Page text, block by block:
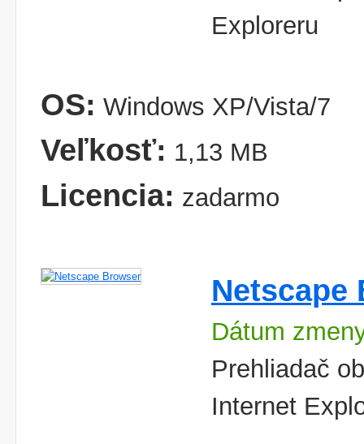
Exploreru
OS: Windows XP/Vista/7
Veľkosť: 1,13 MB
Licencia: zadarmo
Netscape
Dátum
Prehliadač
Internet